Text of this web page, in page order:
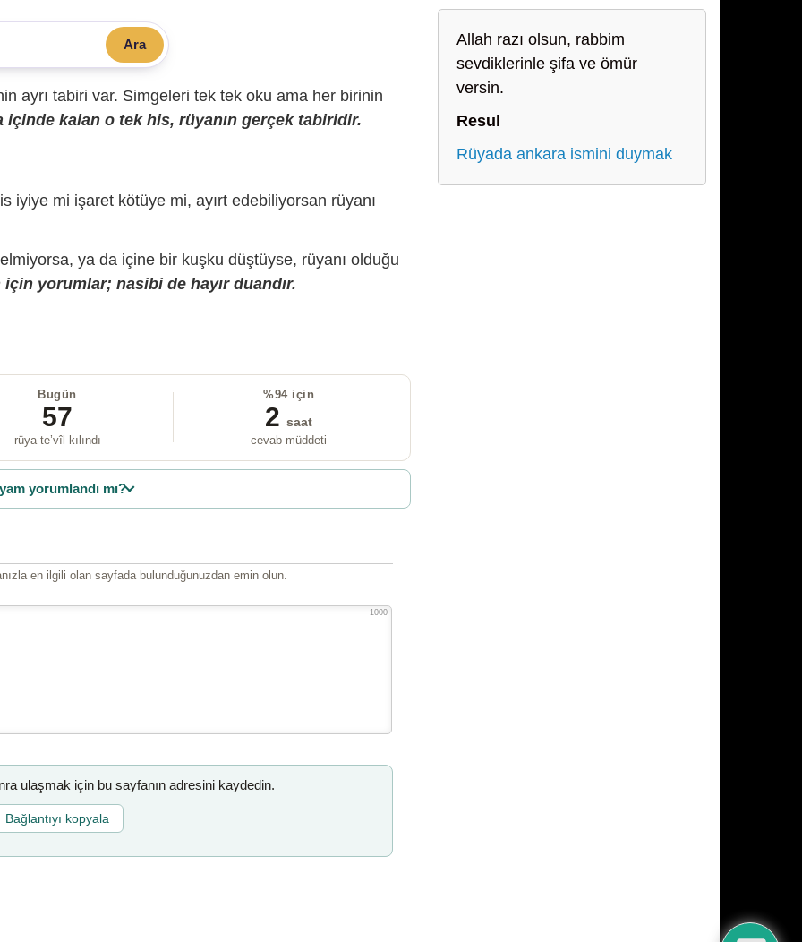
Ara
ayrı tabiri var. Simgeleri tek tek oku ama her birinin
içinde kalan o tek his, rüyanın gerçek tabiridir.
iyiye mi işaret kötüye mi, ayırt edebiliyorsan rüyanı
ya da içine bir kuşku düştüyse, rüyanı olduğu
yorumlar; nasibi de hayır duandır.
Bugün
57
rüya te’vîl kılındı
%94 için
2 saat
cevab müddeti
yorumlandı mı?
en ilgili olan sayfada bulunduğunuzdan emin olun.
1000
ulaşmak için bu sayfanın adresini kaydedin.
Bağlantıyı kopyala
Allah razı olsun, rabbim
sevdiklerinle şifa ve ömür
versin.
Resul
Rüyada ankara ismini duymak